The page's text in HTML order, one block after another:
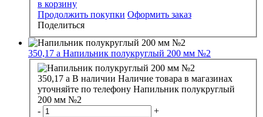
в корзину
Продолжить покупки Оформить заказ
Поделиться
350,17 a Напильник полукруглый 200 мм №2
350,17 a В наличии Наличие товара в магазинах
уточняйте по телефону Напильник полукруглый
200 мм №2
-
+